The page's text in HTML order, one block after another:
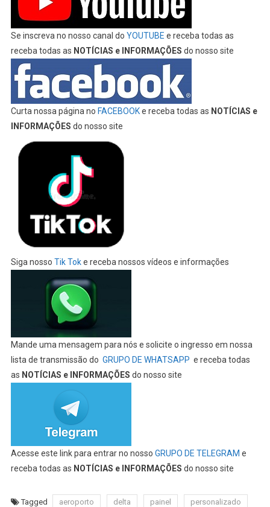
Se inscreva no nosso canal do YOUTUBE e receba todas as
receba todas as NOTÍCIAS e INFORMAÇÕES do nosso site
Curta nossa página no FACEBOOKe receba todas as NOTÍCIAS e
INFORMAÇÕES do nosso site
Siga nosso Tik Toke receba nossos vídeos e informações
Mande uma mensagem para nós e solicite o ingresso em nossa
lista de transmissão do GRUPO DE WHATSAPP e receba todas
as NOTÍCIAS e INFORMAÇÕES do nosso site
Acesse este link para entrar no nosso GRUPO DE TELEGRAM e
receba todas as NOTÍCIAS e INFORMAÇÕES do nosso site
Tagged aeroporto delta painel
personalizado